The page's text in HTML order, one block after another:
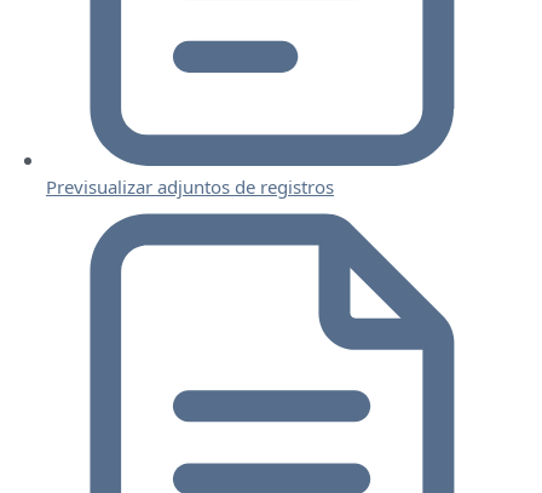
Previsualizar adjuntos de registros